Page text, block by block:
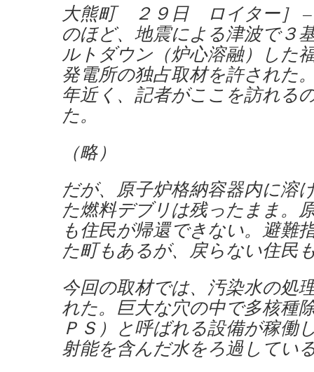
大熊町 ２９日 ロイター］ –
のほど、地震による津波で３
ルトダウン（炉心溶融）した
発電所の独占取材を許された
年近く、記者がここを訪れる
た。
（略）
だが、原子炉格納容器内に溶
た燃料デブリは残ったまま。
も住民が帰還できない。避難
た町もあるが、戻らない住民
今回の取材では、汚染水の処
れた。巨大な穴の中で多核種
ＰＳ）と呼ばれる設備が稼働
射能を含んだ水をろ過してい